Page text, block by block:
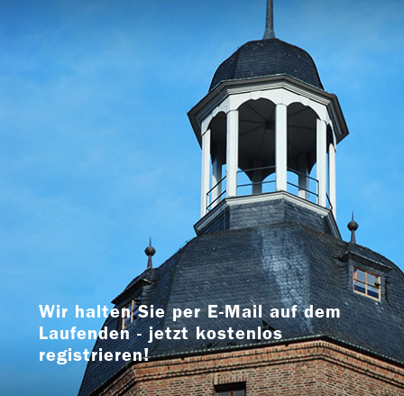
Wir halten Sie per E-Mail auf dem
Laufenden - jetzt kostenlos
registrieren!